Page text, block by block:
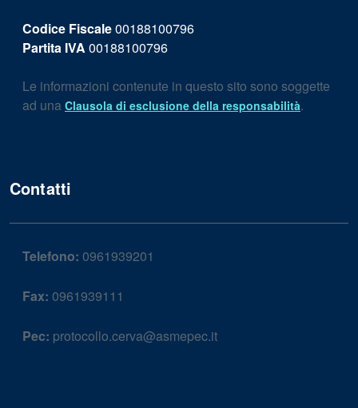
Codice Fiscale00188100796
Partita IVA 00188100796
Le informazioni contenute in questo sito sono soggette
ad una Clausola di esclusione della responsabilità.
Contatti
Telefono: 0961939201
Fax: 0961939111
Pec: protocollo.cerva@asmepec.it